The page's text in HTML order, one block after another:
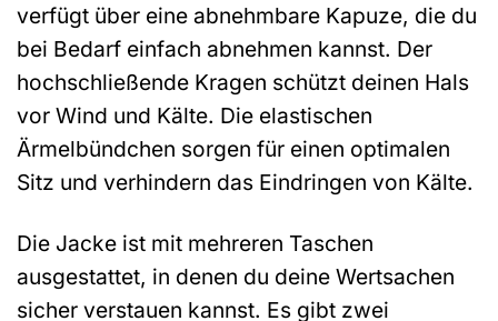
verfügt über eine abnehmbare Kapuze, die du
bei Bedarf einfach abnehmen kannst. Der
hochschließende Kragen schützt deinen Hals
vor Wind und Kälte. Die elastischen
Ärmelbündchen sorgen für einen optimalen
Sitz und verhindern das Eindringen von Kälte.
Die Jacke ist mit mehreren Taschen
ausgestattet, in denen du deine Wertsachen
sicher verstauen kannst. Es gibt zwei